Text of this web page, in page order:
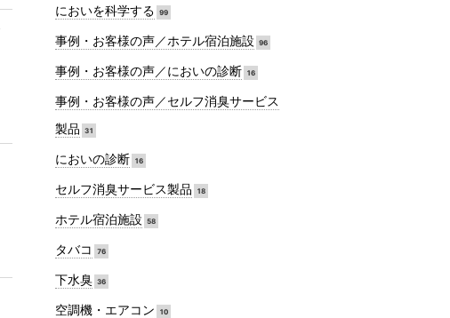
においを科学する 99
事例・お客様の声／ホテル宿泊施設 96
事例・お客様の声／においの診断 16
事例・お客様の声／セルフ消臭サービス
製品 31
においの診断 16
セルフ消臭サービス製品 18
ホテル宿泊施設 58
タバコ 76
下水臭 36
空調機・エアコン 10